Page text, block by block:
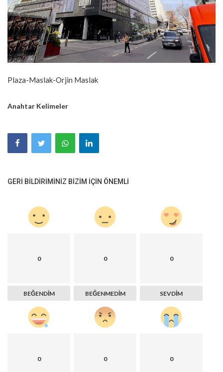
Plaza-Maslak-Orjin Maslak
Anahtar Kelimeler
GERI BILDIRIMINIZ BIZIM IÇIN ÖNEMLI
0
BEĞENDIM
0
BEĞENMEDIM
0
SEVDIM
0 0 0